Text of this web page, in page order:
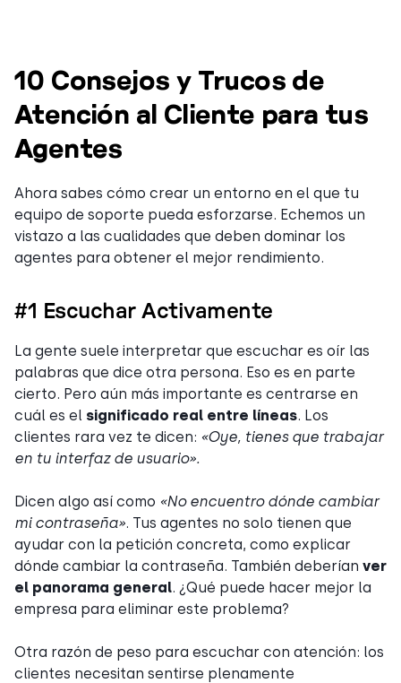
10 Consejos y Trucos de
Atención al Cliente para tus
Agentes
Ahora sabes cómo crear un entorno en el que tu
equipo de soporte pueda esforzarse. Echemos un
vistazo a las cualidades que deben dominar los
agentes para obtener el mejor rendimiento.
#1 Escuchar Activamente
La gente suele interpretar que escuchar es oír las
palabras que dice otra persona. Eso es en parte
cierto. Pero aún más importante es centrarse en
cuál es el significado real entre líneas. Los
clientes rara vez te dicen: «Oye, tienes que trabajar
en tu interfaz de usuario».
Dicen algo así como «No encuentro dónde cambiar
mi contraseña». Tus agentes no solo tienen que
ayudar con la petición concreta, como explicar
dónde cambiar la contraseña. También deberían ver
el panorama general. ¿Qué puede hacer mejor la
empresa para eliminar este problema?
Otra razón de peso para escuchar con atención: los
clientes necesitan sentirse plenamente